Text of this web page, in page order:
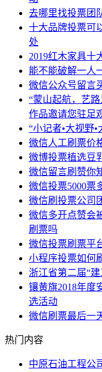
去哪里找投票团
十大品牌投票可
处
2019红木家具十
能不能破解一人
微信公众号留言
“蒙山起航，艺
作品邀请您驻足
“小记者•大视野
微信人工刷票价
微博投票植选豆
微信留言刷赞你
微信投票5000票
微信刷投票公司
微信多开点赞会
刷票吗
微信投票刷票平
小程序投票如何
浙江省第二届“
镶黄旗2018年度
选活动
微信刷票最后一
热门内容
中原石油工程公